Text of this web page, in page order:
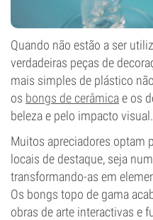
Quando não estão a ser
verdadeiras peças de
mais simples de plástico
os bongs de cerâmicae os
beleza e pelo impacto visual.
Muitos apreciadores optam
locais de destaque, seja
transformando-as em
Os bongs topo de gama
obras de arte interactivas e